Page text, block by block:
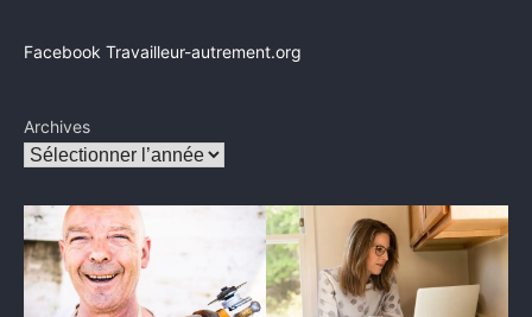
Facebook Travailleur-autrement.org
Archives